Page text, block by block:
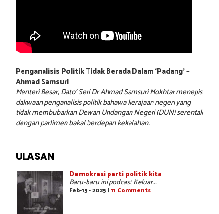
Penganalisis Politik Tidak Berada Dalam ‘Padang’ –
Ahmad Samsuri
Menteri Besar, Dato’ Seri Dr Ahmad Samsuri Mokhtar menepis
dakwaan penganalisis politik bahawa kerajaan negeri yang
tidak membubarkan Dewan Undangan Negeri (DUN) serentak
dengan parlimen bakal berdepan kekalahan.
ULASAN
Demokrasi parti politik kita
Baru-baru ini podcast Keluar...
Feb-15 - 2025 | 11 Comments